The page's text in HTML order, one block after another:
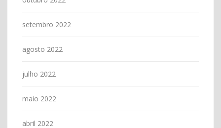
setembro 2022
agosto 2022
julho 2022
maio 2022
abril 2022